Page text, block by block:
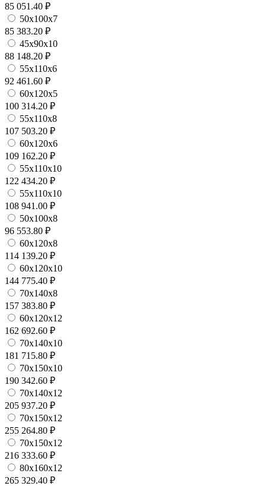
85 051.40 ₽
50х100х7
85 383.20 ₽
45х90х10
88 148.20 ₽
55х110х6
92 461.60 ₽
60х120х5
100 314.20 ₽
55х110х8
107 503.20 ₽
60х120х6
109 162.20 ₽
55х110х10
122 434.20 ₽
55х110х10
108 941.00 ₽
50х100х8
96 553.80 ₽
60х120х8
114 139.20 ₽
60х120х10
144 775.40 ₽
70х140х8
157 383.80 ₽
60х120х12
162 692.60 ₽
70х140х10
181 715.80 ₽
70х150х10
190 342.60 ₽
70х140х12
205 937.20 ₽
70х150х12
255 264.80 ₽
70х150х12
216 333.60 ₽
80х160х12
265 329.40 ₽